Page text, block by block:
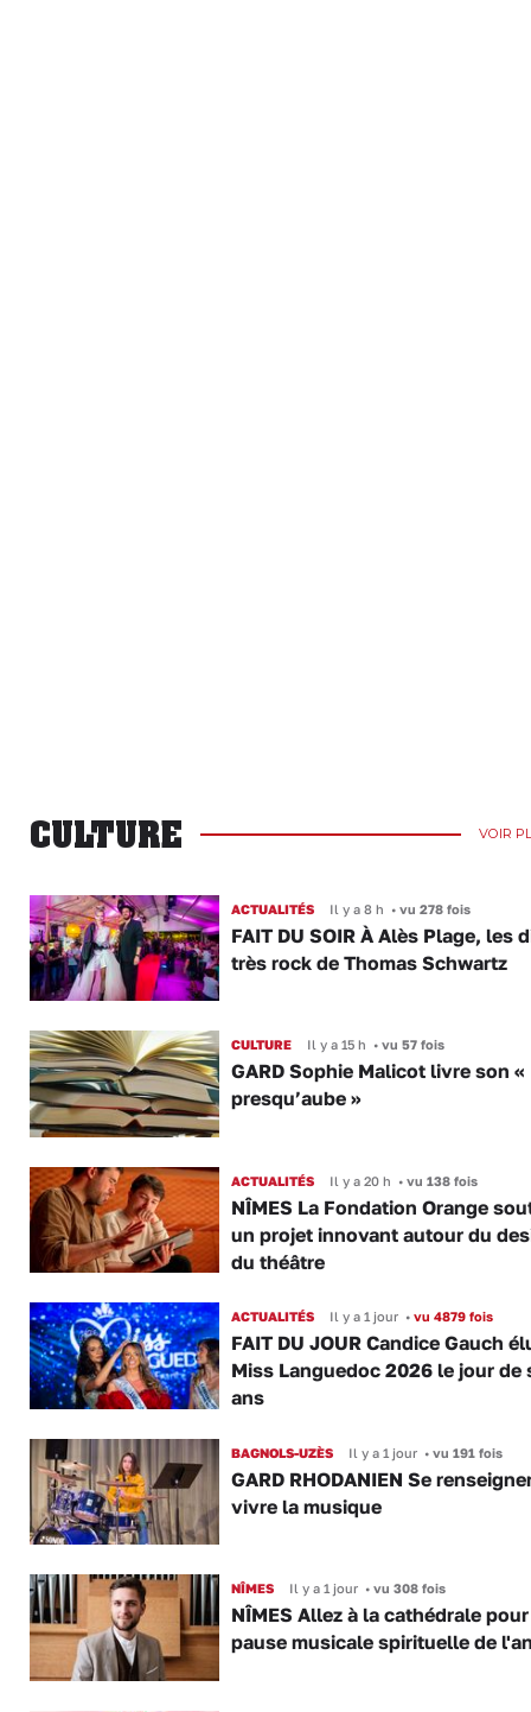
CULTURE VOIR
ACTUALITÉS Il y a 8 h •vu 278 fois
FAIT DU SOIR À Alès Plage, les
très rock de Thomas Schwartz
CULTURE Il y a 15 h •vu 57 fois
GARD Sophie Malicot livre son «
presqu’aube »
ACTUALITÉS Il y a 20 h •vu 138 fois
NÎMES La Fondation Orange
un projet innovant autour du
du théâtre
ACTUALITÉS Il y a 1 jour •vu 4879 fois
FAIT DU JOUR Candice Gauch
Miss Languedoc 2026 le jour de
ans
BAGNOLS-UZÈS Il y a 1 jour •vu 191 fois
GARD RHODANIEN Se
vivre la musique
NÎMES Il y a 1 jour •vu 308 fois
NÎMES Allez à la cathédrale
pause musicale spirituelle de